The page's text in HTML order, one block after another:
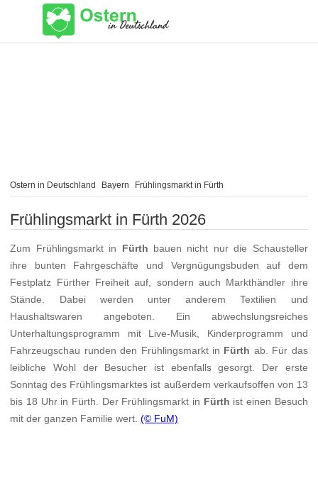
Ostern in Deutschland Bayern Frühlingsmarkt in Fürth
Frühlingsmarkt in Fürth 2026
Zum Frühlingsmarkt in Fürth bauen nicht nur die Schausteller
ihre bunten Fahrgeschäfte und Vergnügungsbuden auf dem
Festplatz Fürther Freiheit auf, sondern auch Markthändler ihre
Stände. Dabei werden unter anderem Textilien und
Haushaltswaren angeboten. Ein abwechslungsreiches
Unterhaltungsprogramm mit Live-Musik, Kinderprogramm und
Fahrzeugschau runden den Frühlingsmarkt in Fürth ab. Für das
leibliche Wohl der Besucher ist ebenfalls gesorgt. Der erste
Sonntag des Frühlingsmarktes ist außerdem verkaufsoffen von 13
bis 18 Uhr in Fürth. Der Frühlingsmarkt in Fürth ist einen Besuch
mit der ganzen Familie wert.(© FuM)